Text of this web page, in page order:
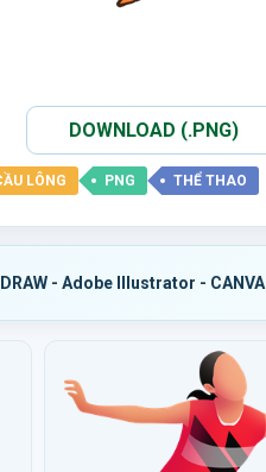
DOWNLOAD (.PNG)
LÔNG PNG THỂ THAO
- Adobe Illustrator - CANVA